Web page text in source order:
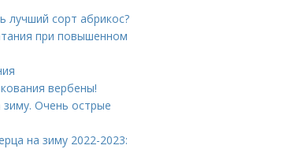
лучший сорт абрикос?
при повышенном
вербены!
Очень острые
на зиму 2022-2023: